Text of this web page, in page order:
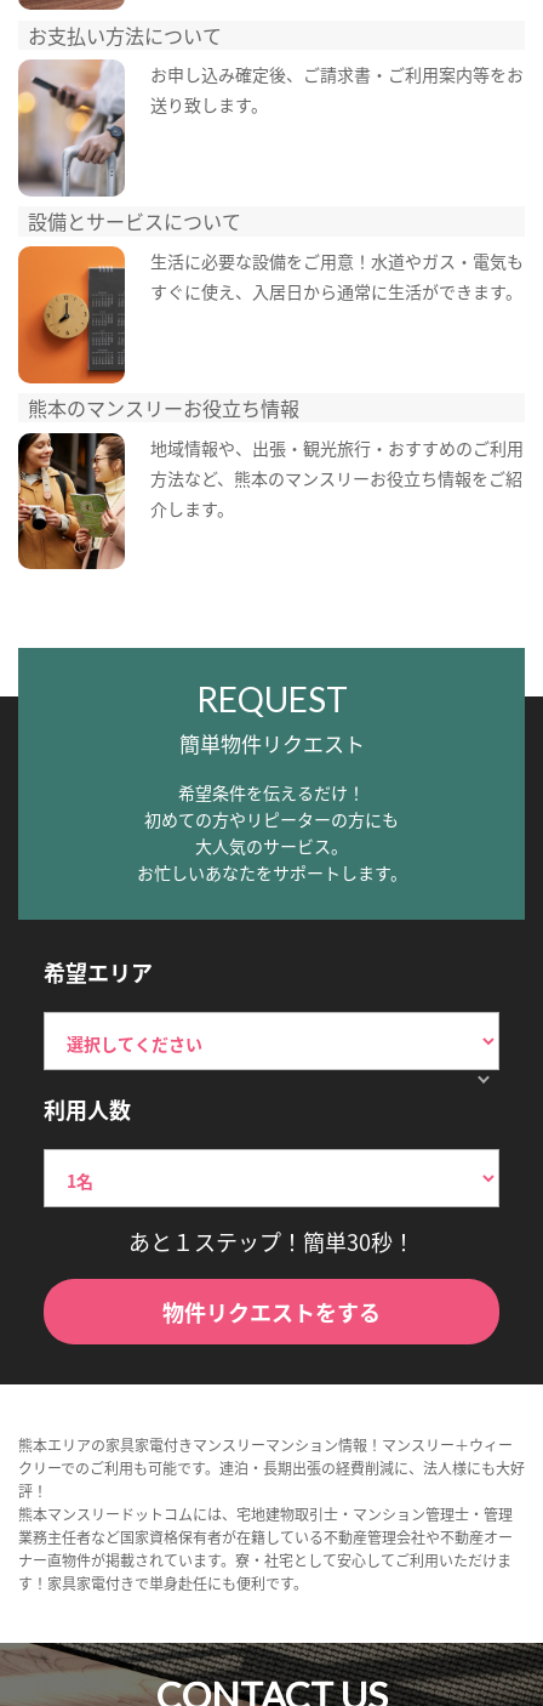
お支払い方法について
お申し込み確定後、ご請求書・ご利用案内等をお
送り致します。
設備とサービスについて
生活に必要な設備をご用意！水道やガス・電気も
すぐに使え、入居日から通常に生活ができます。
熊本のマンスリーお役立ち情報
地域情報や、出張・観光旅行・おすすめのご利用
方法など、熊本のマンスリーお役立ち情報をご紹
介します。
REQUEST
簡単物件リクエスト
希望条件を伝えるだけ！
初めての方やリピーターの方にも
大人気のサービス。
お忙しいあなたをサポートします。
希望エリア
利用人数
あと１ステップ！簡単30秒！
物件リクエストをする
熊本エリアの家具家電付きマンスリーマンション情報！マンスリー＋ウィー
クリーでのご利用も可能です。連泊・長期出張の経費削減に、法人様にも大好
評！
熊本マンスリードットコムには、宅地建物取引士・マンション管理士・管理
業務主任者など国家資格保有者が在籍している不動産管理会社や不動産オー
ナー直物件が掲載されています。寮・社宅として安心してご利用いただけま
す！家具家電付きで単身赴任にも便利です。
CONTACT US